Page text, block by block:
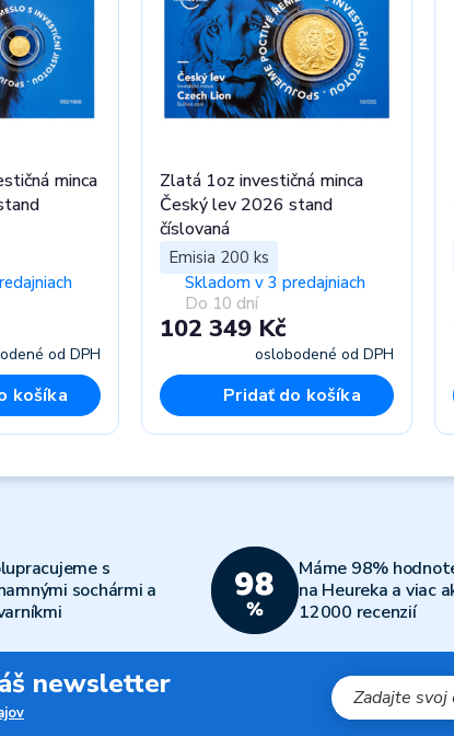
minca
od DPH
košíka
Zlatá 1oz investičná minca
Český lev 2026 stand
číslovaná
Emisia 200 ks
Skladom v 3 predajniach
Do 10 dní
102 349 Kč
oslobodené od DPH
Pridať do košíka
s
sochármi a
Máme 98%
na Heureka a viac
12000 recenzií
newsletter